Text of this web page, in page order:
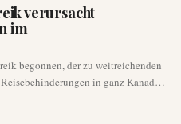
verursacht
im
begonnen, der zu weitreichenden
in ganz Kanada
Passagiere in der